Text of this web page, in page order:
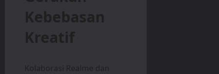
Kebebasan
Kreatif
Kolaborasi Realme dan